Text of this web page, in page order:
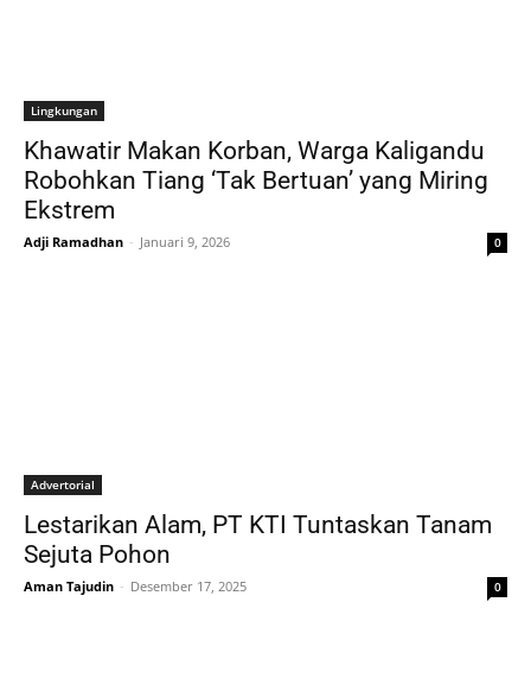
Lingkungan
Khawatir Makan Korban, Warga Kaligandu
Robohkan Tiang ‘Tak Bertuan’ yang Miring
Ekstrem
Adji Ramadhan - Januari 9, 2026 0
Advertorial
Lestarikan Alam, PT KTI Tuntaskan Tanam
Sejuta Pohon
Aman Tajudin - Desember 17, 2025 0